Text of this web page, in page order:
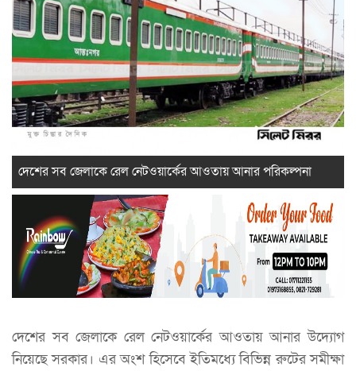
দেশের সব জেলাকে রেল নেটওয়ার্কের আওতায় আনার পরিকল্পনা
দেশের সব জেলাকে রেল নেটওয়ার্কের আওতায় আনার উদ্যোগ
নিয়েছে সরকার। এর অংশ হিসেবে ইতিমধ্যে বিভিন্ন রুটের সমীক্ষা